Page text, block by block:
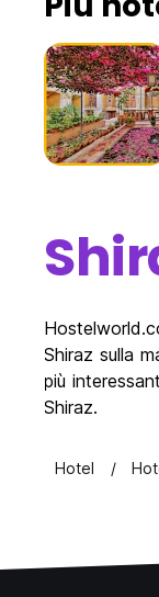
Shiraz sulla
più
Shiraz.
Hotel